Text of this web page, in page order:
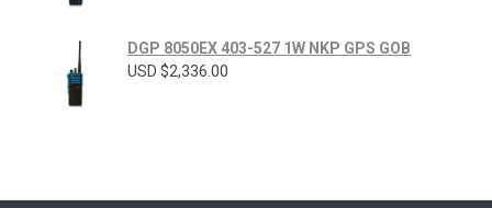
DGP 8050EX 403-527 1W NKP GPS GOB
USD $2,336.00